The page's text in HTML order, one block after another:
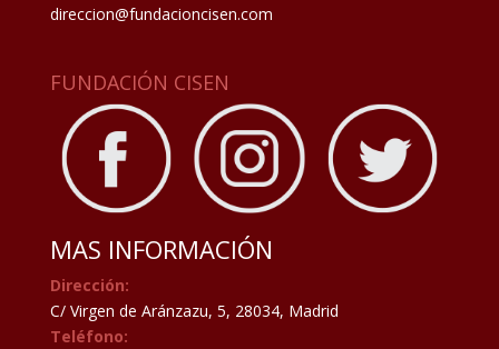
direccion@fundacioncisen.com
FUNDACIÓN CISEN
MAS INFORMACIÓN
Dirección:
C/ Virgen de Aránzazu, 5, 28034, Madrid
Teléfono: